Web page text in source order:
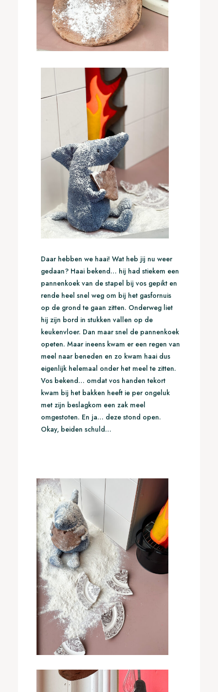
Daar hebben we haai! Wat heb jij nu weer
gedaan? Haai bekend… hij had stiekem een
pannenkoek van de stapel bij vos gepikt en
rende heel snel weg om bij het gasfornuis
op de grond te gaan zitten. Onderweg liet
hij zijn bord in stukken vallen op de
keukenvloer. Dan maar snel de pannenkoek
opeten. Maar ineens kwam er een regen van
meel naar beneden en zo kwam haai dus
eigenlijk helemaal onder het meel te zitten.
Vos bekend… omdat vos handen tekort
kwam bij het bakken heeft ie per ongeluk
met zijn beslagkom een zak meel
omgestoten. En ja… deze stond open.
Okay, beiden schuld…